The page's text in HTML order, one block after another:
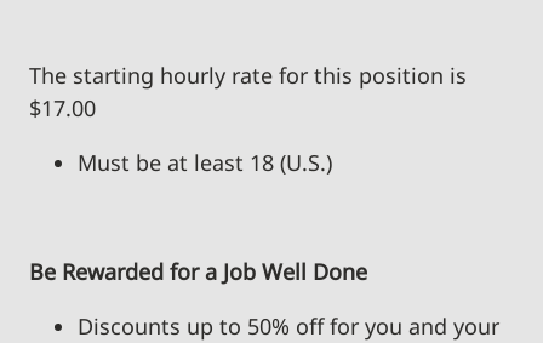
The starting hourly rate for this position isㅤ
$17.00
Must be at least 18 (U.S.)
Be Rewarded for a Job Well Done
Discounts up to 50% off for you and your